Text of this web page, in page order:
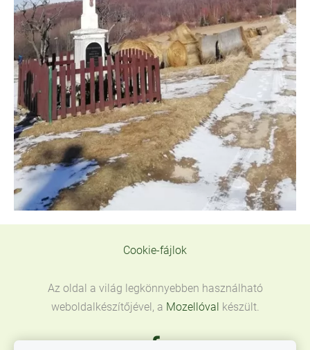
Cookie-fájlok
Az oldal a világ legkönnyebben használható
weboldalkészítőjével, a Mozellóval készült.